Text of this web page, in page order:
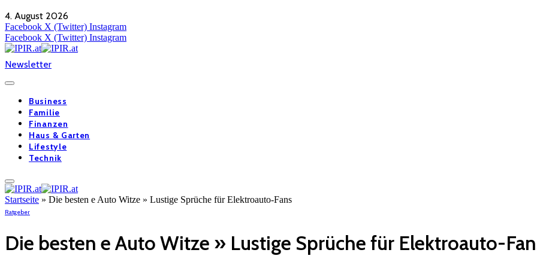
4. August 2026
Facebook X (Twitter) Instagram
Facebook X (Twitter) Instagram
Newsletter
Business
Familie
Finanzen
Haus & Garten
Lifestyle
Technik
Startseite » Die besten e Auto Witze » Lustige Sprüche für Elektroauto-Fans
Ratgeber
Die besten e Auto Witze » Lustige Sprüche für Elektroauto-